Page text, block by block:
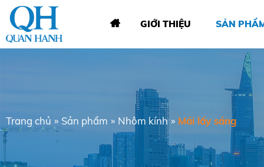
GIỚI THIỆU SẢN
Trang chủ » Sản phẩm » Nhôm kính » Mái lấy sáng